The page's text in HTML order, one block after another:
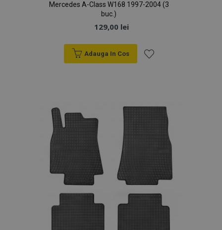
Mercedes A-Class W168 1997-2004 (3
buc.)
129,00 lei
Adauga In Cos
Dorințe